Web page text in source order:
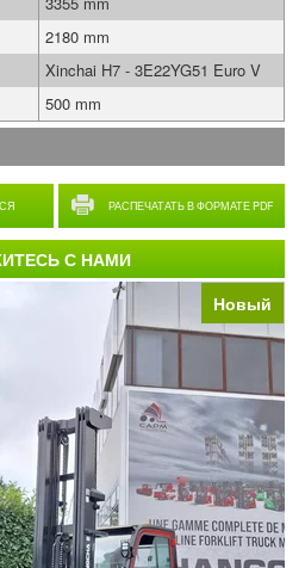
Новый
РАСПЕЧАТАТЬ В ФОРМАТЕ PDF
2180 mm
Xinchai H7 - 3E22YG51 Euro V
500 mm
С НАМИ